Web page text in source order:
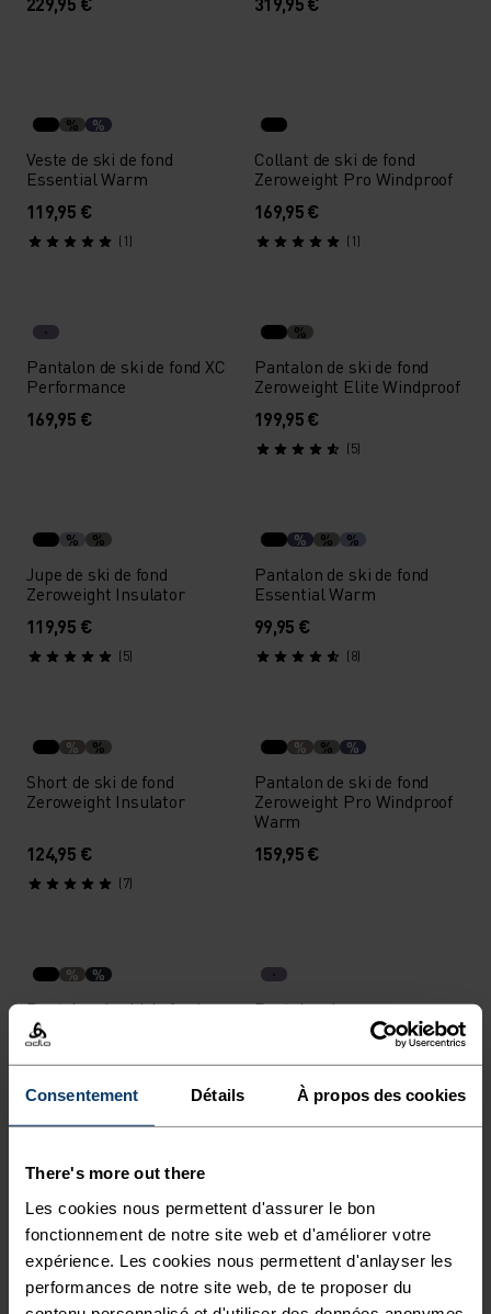
Consentement Détails À propos des cookies
There's more out there
Les cookies nous permettent d'assurer le bon
fonctionnement de notre site web et d'améliorer votre
expérience. Les cookies nous permettent d'anlayser les
performances de notre site web, de te proposer du
% %
Veste de ski de fond
Essential Warm
119,95 €
(1)
Collant de ski de fond
Zeroweight Pro Windproof
169,95 €
(1)
Pantalon de ski de fond XC
Performance
169,95 €
%
Pantalon de ski de fond
Zeroweight Elite Windproof
199,95 €
(5)
% %
Jupe de ski de fond
Zeroweight Insulator
119,95 €
(5)
% % %
Pantalon de ski de fond
Essential Warm
99,95 €
(8)
% %
Short de ski de fond
Zeroweight Insulator
124,95 €
(7)
% % %
Pantalon de ski de fond
Zeroweight Pro Windproof
Warm
159,95 €
% %
Pantalon de ski de fond
Zeroweight Windproof X
Warm
Pantalon de course
performance Odlo x
Marathon de ski de
l’Engadine
129,95 €
% %
Bandeau Polyknit Warm
19,95 €
%
Bonnet Polyknit Warm
Reflective
29,95 €